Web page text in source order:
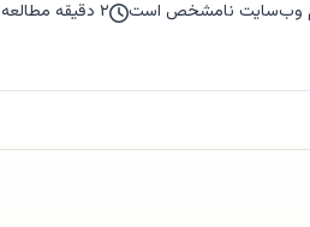
وب‌سایت نامشخص است ۲ دقیقه مطالعه